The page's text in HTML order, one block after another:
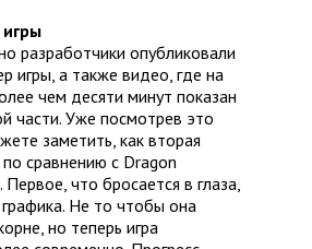
разработчики опубликовали
игры, а также видео, где на
чем десяти минут показан
части. Уже посмотрев это
заметить, как вторая
по сравнению с Dragon
что бросается в глаза,
Не то чтобы она
но теперь игра